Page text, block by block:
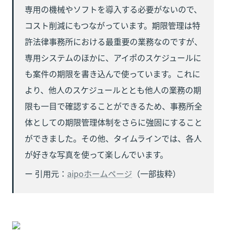
専用の機械やソフトを導入する必要がないので、
コスト削減にもつながっています。期限管理は特
許法律事務所における最重要の業務なのですが、
専用システムのほかに、アイポのスケジュールに
も案件の期限を書き込んで使っています。これに
より、他人のスケジュールととも他人の業務の期
限も一目で確認することができるため、事務所全
体としての期限管理体制をさらに強固にすること
ができました。その他、タイムラインでは、各人
が好きな写真を使って楽しんでいます。
ー 引用元： aipoホームページ （一部抜粋）